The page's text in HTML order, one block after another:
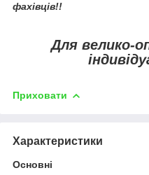
фахівців!!
Для велико-
Приховати
Характеристики
Основні